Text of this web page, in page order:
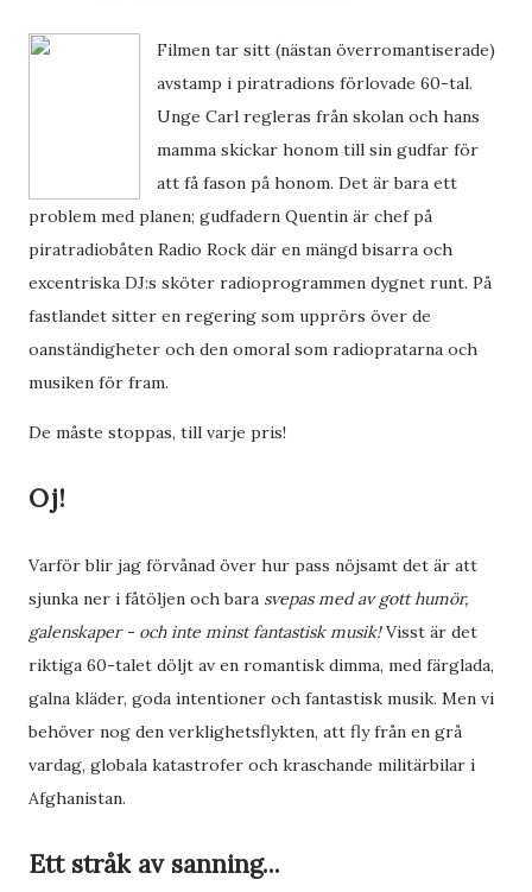
Filmen tar sitt (nästan överromantiserade)
avstamp i piratradions förlovade 60-tal.
Unge Carl regleras från skolan och hans
mamma skickar honom till sin gudfar för
att få fason på honom. Det är bara ett
problem med planen; gudfadern Quentin är chef på
piratradiobåten Radio Rock där en mängd bisarra och
excentriska DJ:s sköter radioprogrammen dygnet runt. På
fastlandet sitter en regering som upprörs över de
oanständigheter och den omoral som radiopratarna och
musiken för fram.
De måste stoppas, till varje pris!
Oj!
Varför blir jag förvånad över hur pass nöjsamt det är att
sjunka ner i fåtöljen och bara svepas med av gott humör,
galenskaper - och inte minst fantastisk musik!Visst är det
riktiga 60-talet döljt av en romantisk dimma, med färglada,
galna kläder, goda intentioner och fantastisk musik. Men vi
behöver nog den verklighetsflykten, att fly från en grå
vardag, globala katastrofer och kraschande militärbilar i
Afghanistan.
Ett stråk av sanning...